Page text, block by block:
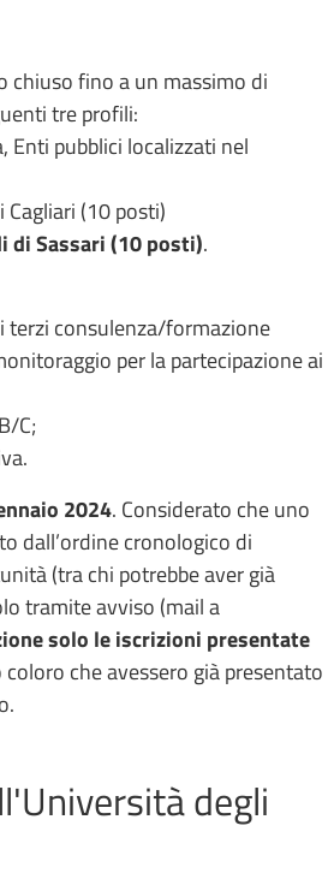
chiuso fino a un massimo di
tre profili:
Enti pubblici localizzati nel
(10 posti)
di Sassari (10 posti).
terzi consulenza/formazione
per la partecipazione ai
C;
2024. Considerato che uno
dall’ordine cronologico di
(tra chi potrebbe aver già
tramite avviso (mail a
solo le iscrizioni presentate
che avessero già presentato
degli